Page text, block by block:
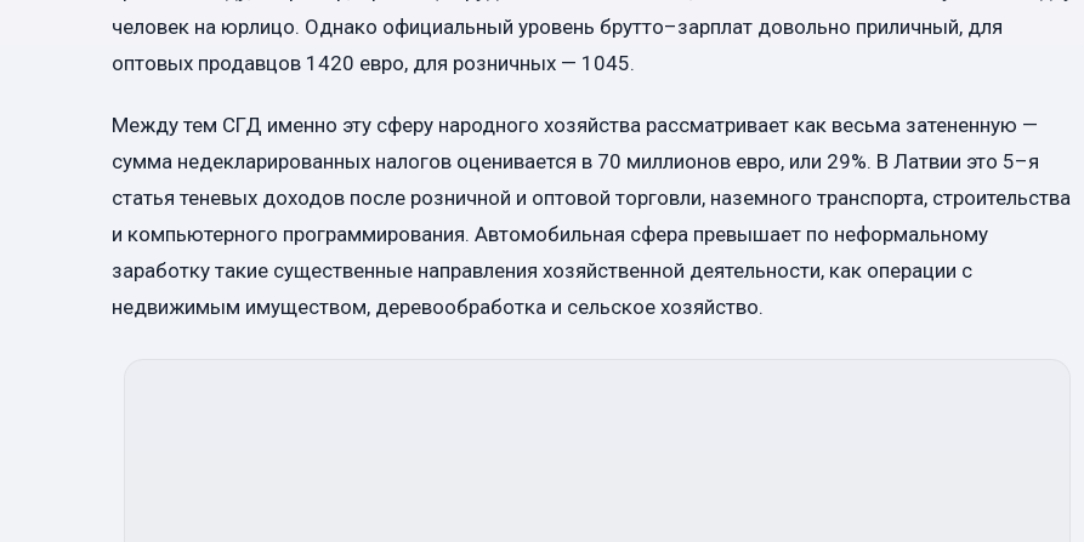
человек на юрлицо. Однако официальный уровень брутто–зарплат довольно приличный, для
оптовых продавцов 1420 евро, для розничных — 1045.
Между тем СГД именно эту сферу народного хозяйства рассматривает как весьма затененную —
сумма недекларированных налогов оценивается в 70 миллионов евро, или 29%. В Латвии это 5–я
статья теневых доходов после розничной и оптовой торговли, наземного транспорта, строительства
и компьютерного программирования. Автомобильная сфера превышает по неформальному
заработку такие существенные направления хозяйственной деятельности, как операции с
недвижимым имуществом, деревообработка и сельское хозяйство.